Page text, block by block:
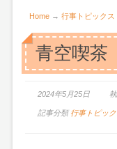
Home →行事トピックス
青空喫茶
2024年5月25日
記事分類 行事トピック